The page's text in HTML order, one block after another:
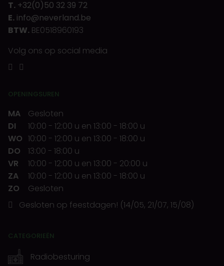
T. +32(0)50 32 39 72
E. info@neverland.be
BTW. BE0518960193
Volg ons op social media
OPENINGSUREN
MA
Gesloten
DI
10:00 - 12:00 u en 13:00 - 18:00 u
WO 10:00 - 12:00 u en 13:00 - 18:00 u
DO
13:00 - 18:00 u
VR
10:00 - 12:00 u en 13:00 - 20:00 u
ZA
10:00 - 12:00 u en 13:00 - 18:00 u
ZO
Gesloten
Gesloten op feestdagen! (14/05, 21/07, 15/08)
CATEGORIEËN
Radiobesturing